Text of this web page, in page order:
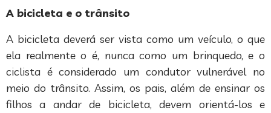
A bicicleta e o trânsito
A bicicleta deverá ser vista como um veículo, o que
ela realmente o é, nunca como um brinquedo, e o
ciclista é considerado um condutor vulnerável no
meio do trânsito. Assim, os pais, além de ensinar os
filhos a andar de bicicleta, devem orientá-los e